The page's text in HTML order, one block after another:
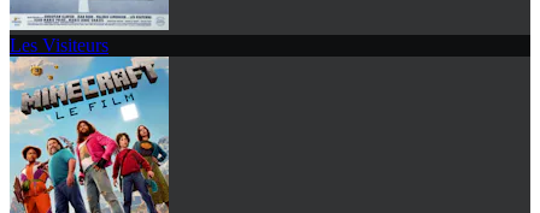
Les Visiteurs